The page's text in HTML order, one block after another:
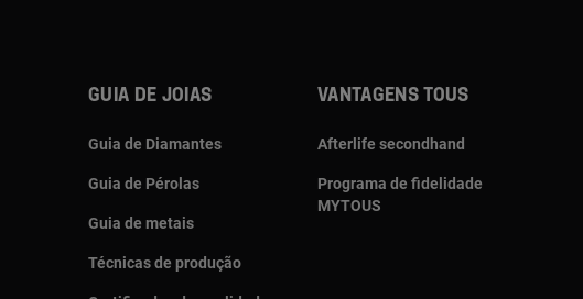
Guia de joias
Guia de Diamantes
Guia de Pérolas
Guia de metais
Técnicas de produção
Vantagens TOUS
Afterlife secondhand
Programa de fidelidade
MYTOUS